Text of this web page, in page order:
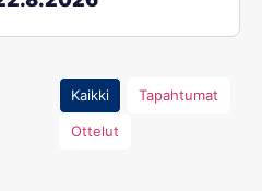
Kaikki Tapahtumat
Ottelut